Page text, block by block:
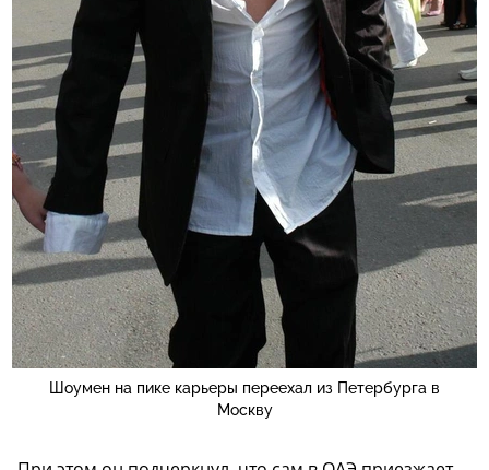
Шоумен на пике карьеры переехал из Петербурга в
Москву